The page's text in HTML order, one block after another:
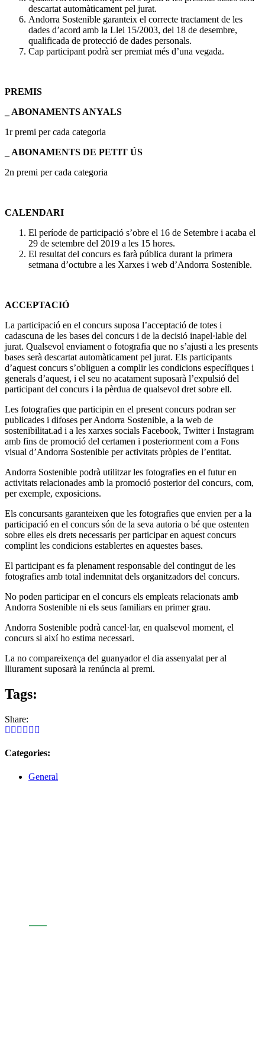
descartat automàticament pel jurat.
Andorra Sostenible garanteix el correcte tractament de les
dades d’acord amb la Llei 15/2003, del 18 de desembre,
qualificada de protecció de dades personals.
Cap participant podrà ser premiat més d’una vegada.
PREMIS
_ ABONAMENTS ANYALS
1r premi per cada categoria
_ ABONAMENTS DE PETIT ÚS
2n premi per cada categoria
CALENDARI
El període de participació s’obre el 16 de Setembre i acaba el
29 de setembre del 2019 a les 15 hores.
El resultat del concurs es farà pública durant la primera
setmana d’octubre a les Xarxes i web d’Andorra Sostenible.
ACCEPTACIÓ
La participació en el concurs suposa l’acceptació de totes i
cadascuna de les bases del concurs i de la decisió inapel·lable del
jurat. Qualsevol enviament o fotografia que no s’ajusti a les presents
bases serà descartat automàticament pel jurat. Els participants
d’aquest concurs s’obliguen a complir les condicions específiques i
generals d’aquest, i el seu no acatament suposarà l’expulsió del
participant del concurs i la pèrdua de qualsevol dret sobre ell.
Les fotografies que participin en el present concurs podran ser
publicades i difoses per Andorra Sostenible, a la web de
sostenibilitat.ad i a les xarxes socials Facebook, Twitter i Instagram
amb fins de promoció del certamen i posteriorment com a Fons
visual d’Andorra Sostenible per activitats pròpies de l’entitat.
Andorra Sostenible podrà utilitzar les fotografies en el futur en
activitats relacionades amb la promoció posterior del concurs, com,
per exemple, exposicions.
Els concursants garanteixen que les fotografies que envien per a la
participació en el concurs són de la seva autoria o bé que ostenten
sobre elles els drets necessaris per participar en aquest concurs
complint les condicions establertes en aquestes bases.
El participant es fa plenament responsable del contingut de les
fotografies amb total indemnitat dels organitzadors del concurs.
No poden participar en el concurs els empleats relacionats amb
Andorra Sostenible ni els seus familiars en primer grau.
Andorra Sostenible podrà cancel·lar, en qualsevol moment, el
concurs si així ho estima necessari.
La no compareixença del guanyador el dia assenyalat per al
lliurament suposarà la renúncia al premi.
Tags:
Share:
Categories:
General